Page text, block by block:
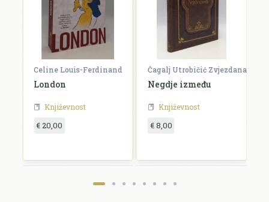
Celine Louis-Ferdinand
London
Književnost
€ 20,00
Čagalj Utrobičić Zvjezdana
Negdje između
Književnost
€ 8,00